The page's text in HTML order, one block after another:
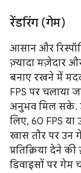
रेंडरिंग (गेम)
आसान और
ज़्यादा मज़ेदार
बनाए रखने में
FPS पर चलाया
अनुभव मिल सके.
लिए, 60 FPS
खास तौर पर उन
प्रतिक्रिया देने
डिवाइसों पर गेम